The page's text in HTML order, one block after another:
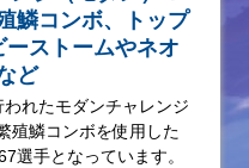
鱗コンボ、トップ
ストームやネオ
ど
れたモダンチャレンジ
殖鱗コンボを使用した
選手となっています。